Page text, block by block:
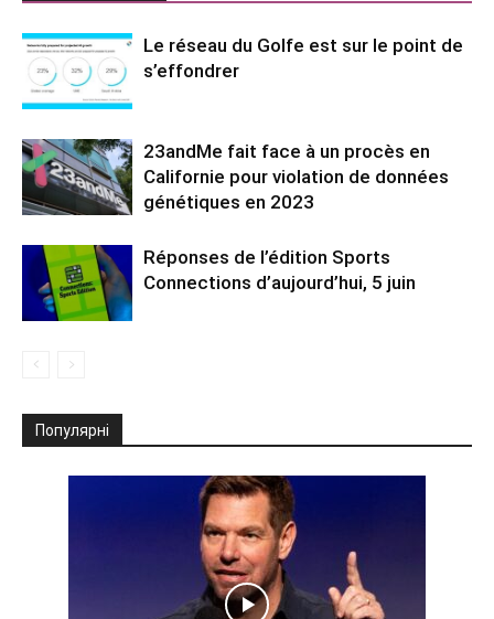
Le réseau du Golfe est sur le point de
s’effondrer
23andMe fait face à un procès en
Californie pour violation de données
génétiques en 2023
Réponses de l’édition Sports
Connections d’aujourd’hui, 5 juin
Популярні